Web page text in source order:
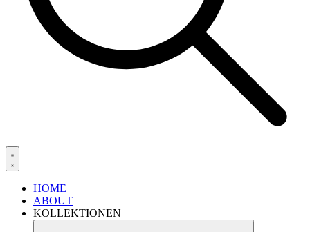
HOME
ABOUT
KOLLEKTIONEN